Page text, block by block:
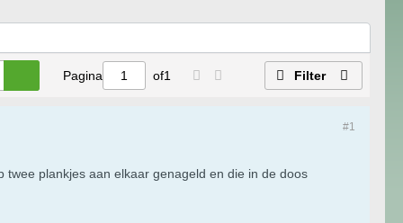
Pagina of1 Filter
#1
plankjes aan elkaar genageld en die in de doos